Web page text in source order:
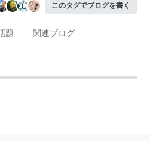
このタグでブログを書く
題 関連ブログ